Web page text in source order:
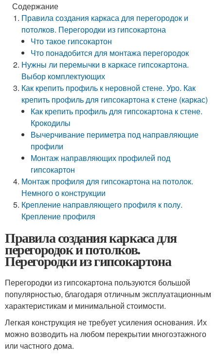
Содержание
Правила создания каркаса для перегородок и
потолков. Перегородки из гипсокартона
Что такое гипсокартон
Что понадобится для монтажа перегородок
Нужны ли перемычки в каркасе гипсокартона.
Выбор комплектующих
Как крепить профиль к неровной стене. Уро. Как
крепить профиль для гипсокартона к стене (каркас)
Как крепить профиль для гипсокартона к стене.
Крокодилы
Вычерчивание периметра под направляющие
профили
Монтаж направляющих профилей под
гипсокартон
Монтаж профиля для гипсокартона на потолок.
Немного о конструкции
Крепление направляющего профиля к полу.
Крепление профиля
Правила создания каркаса для
перегородок и потолков.
Перегородки из гипсокартона
Перегородки из гипсокартона пользуются большой
популярностью, благодаря отличным эксплуатационным
характеристикам и минимальной стоимости.
Легкая конструкция не требует усиления основания. Их
можно возводить на любом перекрытии многоэтажного
или частного дома.